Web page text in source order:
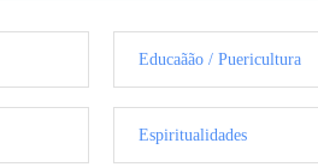
Educaãão / Puericultura
Espiritualidades